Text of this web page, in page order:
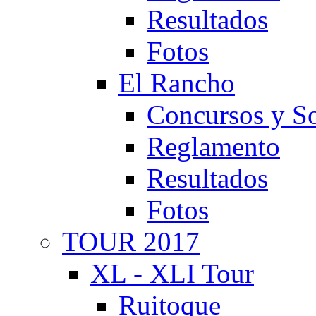
Resultados
Fotos
El Rancho
Concursos y
Reglamento
Resultados
Fotos
TOUR 2017
XL - XLI Tour
Ruitoque